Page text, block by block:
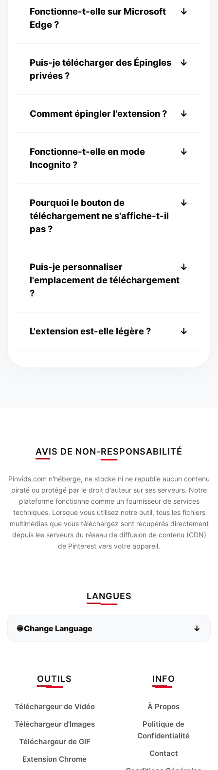
Oui, notre extension est 100% gratuite à
installer et à utiliser sans frais cachés.
Fonctionne-t-elle sur Microsoft
Edge ?
↓
Oui ! Comme Edge est basé sur
Chromium, vous pouvez l'installer
directement depuis le Chrome Web
Puis-je télécharger des Épingles
privées ?
↓
L'extension ne peut télécharger que des
Épingles accessibles publiquement ou
Comment épingler l'extension ? ↓
Cliquez sur l'icône pièce de puzzle dans
Chrome et cliquez sur l'icône punaise à
côté de Pinvids.
Fonctionne-t-elle en mode
Incognito ?
↓
Oui, vous devez activer "Autoriser en
navigation privée" dans les paramètres
de l'extension.
Pourquoi le bouton de
téléchargement ne s'affiche-t-il
pas ?
↓
Essayez de rafraîchir la page. Si cela
persiste, réinstallez l'extension.
Puis-je personnaliser
l'emplacement de téléchargement
?
↓
Vous pouvez modifier l'emplacement de
téléchargement par défaut dans les
L'extension est-elle légère ? ↓
AVIS DE NON-RESPONSABILITÉ
Pinvids.com n'héberge, ne stocke ni ne republie aucun contenu
piraté ou protégé par le droit d'auteur sur ses serveurs. Notre
plateforme fonctionne comme un fournisseur de services
techniques. Lorsque vous utilisez notre outil, tous les fichiers
multimédias que vous téléchargez sont récupérés directement
depuis les serveurs du réseau de diffusion de contenu (CDN)
de Pinterest vers votre appareil.
LANGUES
🌐 Change Language ↓
Deutsch English
italiano Kiswahili
magyar
OUTILS
Téléchargeur de Vidéo
Téléchargeur d'Images
Téléchargeur de GIF
Extension Chrome
INFO
À Propos
Politique de
Confidentialité
Contact